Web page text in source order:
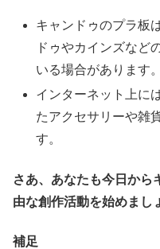
キャンドゥのプラ板
ドゥやカインズなど
いる場合があります。
インターネット上に
たアクセサリーや雑
す。
さあ、あなたも今日から
由な創作活動を始めまし
補足